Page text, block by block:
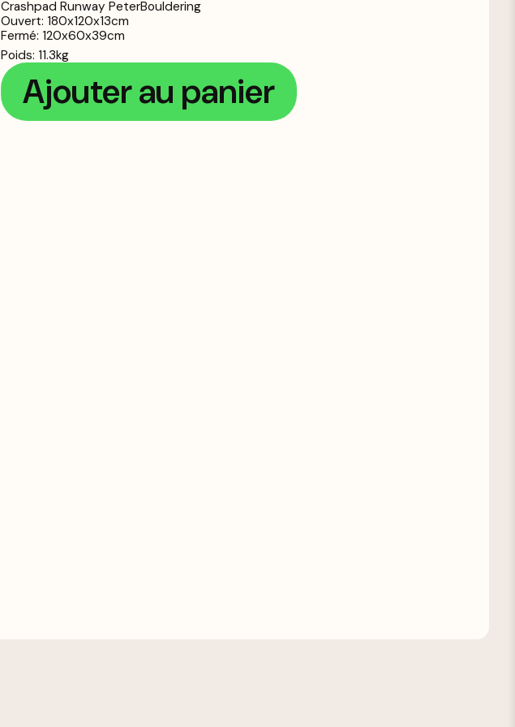
Crashpad Runway PeterBouldering
Ouvert: 180x120x13cm
Fermé: 120x60x39cm
Poids: 11.3kg
Ajouter au panier